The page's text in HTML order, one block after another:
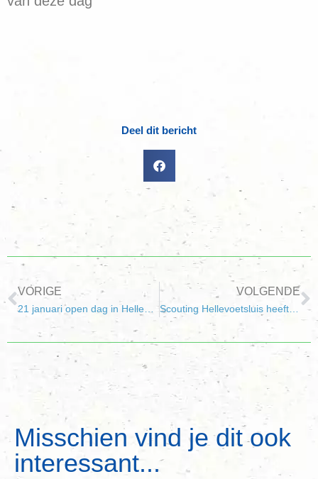
Deel dit bericht
VORIGE VOLGENDE
Scouting Hellevoetsluis heeft hart voor sport!
Misschien vind je dit ook
interessant...